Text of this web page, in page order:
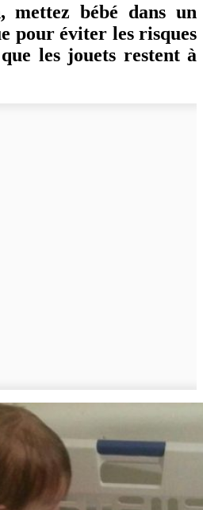
mettez bébé dans un
pour éviter les risques
les jouets restent à